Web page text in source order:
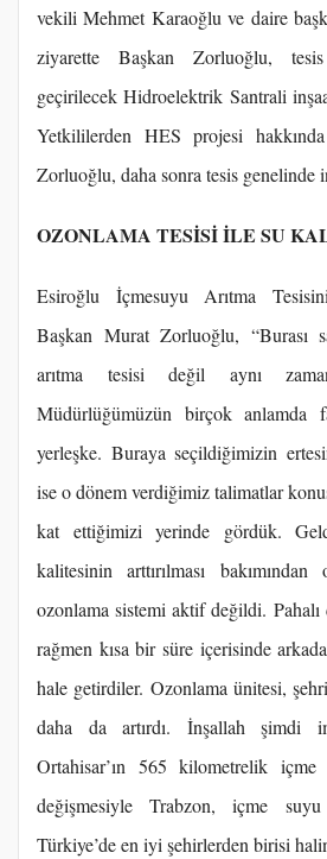
vekili Mehmet Karaoğlu ve daire
ziyarette Başkan Zorluoğlu,
geçirilecek Hidroelektrik Santrali
Yetkililerden HES projesi
Zorluoğlu, daha sonra tesis genelinde
OZONLAMA TESİSİ İLE SU
Esiroğlu İçmesuyu Arıtma
Başkan Murat Zorluoğlu, “Burası
arıtma tesisi değil aynı
Müdürlüğümüzün birçok
yerleşke. Buraya seçildiğimizin
ise o dönem verdiğimiz talimatlar
kat ettiğimizi yerinde gördük.
kalitesinin arttırılması
ozonlama sistemi aktif değildi. Pahalı
rağmen kısa bir süre içerisinde
hale getirdiler. Ozonlama ünitesi,
daha da artırdı. İnşallah şimdi
Ortahisar’ın 565 kilometrelik
değişmesiyle Trabzon, içme suyu
Türkiye’de en iyi şehirlerden birisi